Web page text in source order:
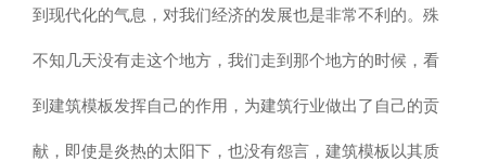
到现代化的气息，对我们经济的发展也是非常不利的。殊
不知几天没有走这个地方，我们走到那个地方的时候，看
到建筑模板发挥自己的作用，为建筑行业做出了自己的贡
献，即使是炎热的太阳下，也没有怨言，建筑模板以其质